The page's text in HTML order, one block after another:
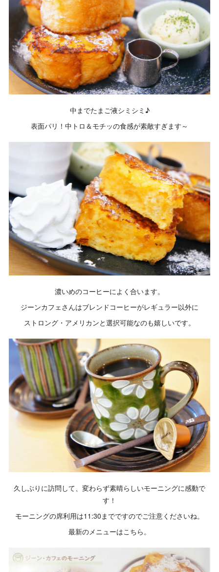
中までたまご液シミシミ♪
表面パリ！中トロ＆モチッの食感が素敵すぎます～
濃いめのコーヒーによく合います。
ジーンカフェさんはブレンドコーヒーがレギュラー以外に
ストロング・アメリカンと選択可能なのも嬉しいです。
久しぶりに訪問して、変わらず素晴らしいモーニングに感動で
す！
モーニングの席利用は11:30までですのでご注意くださいね。
最新のメニューはこちら。